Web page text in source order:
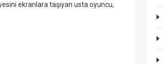
ekranlara taşıyan usta oyuncu,